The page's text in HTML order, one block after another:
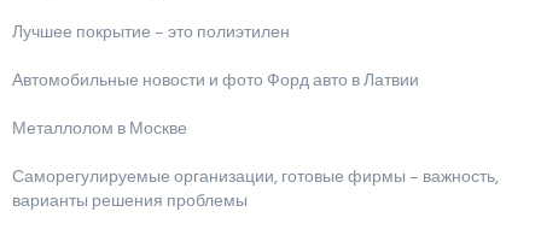
Лучшее покрытие – это полиэтилен
Автомобильные новости и фото Форд авто в Латвии
Металлолом в Москве
Саморегулируемые организации, готовые фирмы – важность,
варианты решения проблемы